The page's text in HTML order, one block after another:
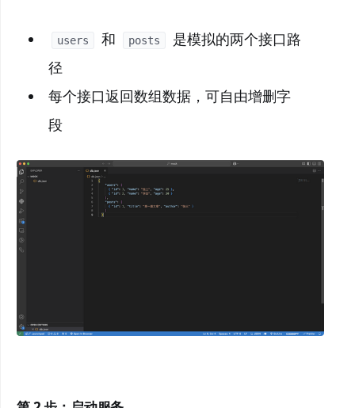
users 和 posts
是模拟的两个接口路
径
每个接口返回数组数据，可自由增删字
段